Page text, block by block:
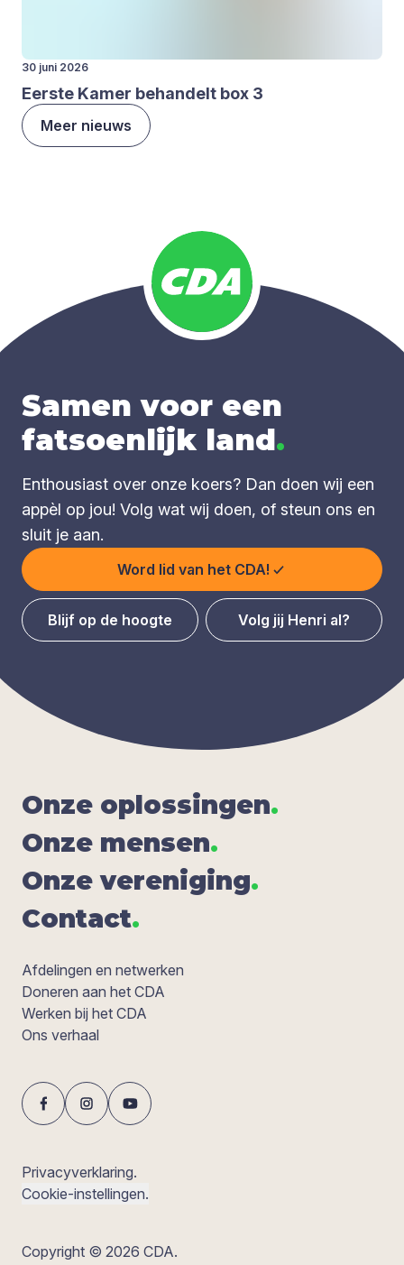
30 juni 2026
Eer­ste Kamer behan­delt box 3
Meer nieuws
Samen voor een
fatsoenlijk land.
Enthousiast over onze koers? Dan doen wij een
appèl op jou! Volg wat wij doen, of steun ons en
sluit je aan.
Word lid van het CDA!
Blijf op de hoogte Volg jij Henri al?
Onze oplos­sin­gen.
Onze men­sen.
Onze ver­e­ni­ging.
Con­tact.
Afdelingen en netwerken
Doneren aan het CDA
Werken bij het CDA
Ons verhaal
Privacyverklaring.
Cookie-instellingen.
Copyright © 2026 CDA.